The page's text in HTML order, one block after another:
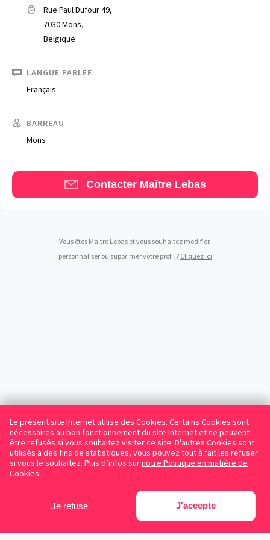
Qui sommes-nous
Une start-up 100% indépendante
Le présent site Internet utilise des Cookies. Certains Cookies sont
nécessaires au bon fonctionnement du site Internet et ne peuvent
être refusés si vous souhaitez visiter ce site. D'autres Cookies sont
utilisés à des fins de statistiques, vous pouvez tout à fait les refuser
si vous le souhaitez. Plus d’infos surnotre Politique en matière de
Cookies.
Je refuse J'accepte
Rue Paul Dufour 49,
7030 Mons,
Belgique
LANGUE PARLÉE
Français
BARREAU
Mons
Contacter Maître Lebas
Vous êtes Maitre Lebas et vous souhaitez modifier,
personnaliser ou supprimer votre profil ? Cliquez ici